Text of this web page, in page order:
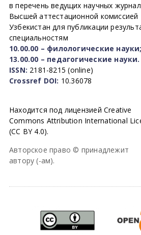
в перечень ведущих научных
Высшей аттестационной комиссией
Узбекистан для публикации
специальностям
10.00.00 – филологические науки;
13.00.00 – педагогические науки.
ISSN: 2181-8215 (online)
Crossref DOI: 10.36078
Находится под лицензией Creative
Commons Attribution International
(CC BY 4.0).
Авторское право © принадлежит
автору (-ам).